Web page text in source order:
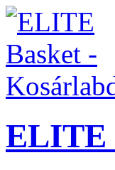
ELITE